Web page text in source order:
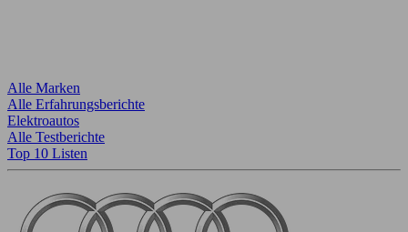
Alle Marken
Alle Erfahrungsberichte
Elektroautos
Alle Testberichte
Top 10 Listen